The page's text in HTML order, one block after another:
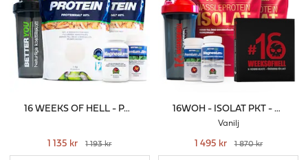
16 WEEKS OF HELL - PÄRON/KOKOS
1 135 kr 1 193 kr
16WOH - ISOLAT PKT - VANILJ
Vanilj
1 495 kr 1 870 kr